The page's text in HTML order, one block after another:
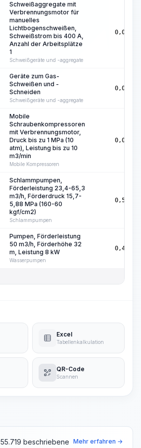
Schweißaggregate mit
Verbrennungsmotor für
manuelles
Lichtbogenschweißen,
Schweißstrom bis 400 A,
Anzahl der Arbeitsplätze
1
Schweißgeräte und -aggregate
0,06
Geräte zum Gas-
Schweißen und -
Schneiden
Schweißgeräte und -aggregate
0,04
Mobile
Schraubenkompressoren
mit Verbrennungsmotor,
Druck bis zu 1 MPa (10
atm), Leistung bis zu 10
m3/min
Mobile Kompressoren
0,02
Schlammpumpen,
Förderleistung 23,4-65,3
m3/h, Förderdruck 15,7-
5,88 MPa (160-60
kgf/cm2)
Schlammpumpen
0,51
Pumpen, Förderleistung
50 m3/h, Förderhöhe 32
m, Leistung 8 kW
Wasserpumpen
0,48
Excel
Tabellenkalkulation
QR-Code
Scannen
55.719 beschriebene Mehr erfahren →